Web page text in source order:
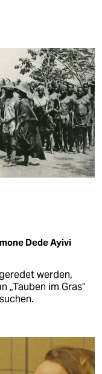
Dede Ayivi
werden,
„Tauben im Gras“